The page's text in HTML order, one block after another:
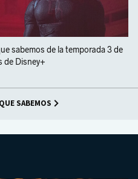
sabemos de la temporada 3 de
de Disney+
SABEMOS